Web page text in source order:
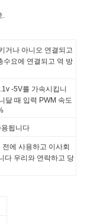
.
거나 아니오 연결되고
수요에 연결되고 역 방
-5V를 가속시킵니
달 때 입력 PWM 속도
됩니다
에 사용하고 이사회
다 우리와 연락하고 당